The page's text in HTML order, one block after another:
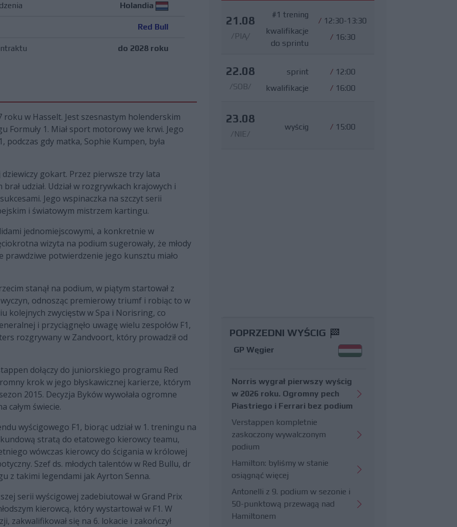
Holandia
Red Bull
do 2028 roku
w Hasselt. Jest szesnastym holenderskim
Formuły 1. Miał sport motorowy we krwi. Jego
podczas gdy matka, Sophie Kumpen, była
gokart. Przez pierwsze trzy lata
udział. Udział w rozgrywkach krajowych i
Jego wspinaczka na szczyt serii
i światowym mistrzem kartingu.
jednomiejscowymi, a konkretnie w
wizyta na podium sugerowały, że młody
prawdziwe potwierdzenie jego kunsztu miało
stanął na podium, w piątym startował z
odnosząc premierowy triumf i robiąc to w
kolejnych zwycięstw w Spa i Norisring, co
i przyciągnęło uwagę wielu zespołów F1,
rozgrywany w Zandvoort, który prowadził od
dołączy do juniorskiego programu Red
krok w jego błyskawicznej karierze, którym
2015. Decyzja Byków wywołała ogromne
całym świecie.
wyścigowego F1, biorąc udział w 1. treningu na
stratą do etatowego kierowcy teamu,
wówczas kierowcy do ścigania w królowej
Szef ds. młodych talentów w Red Bullu, dr
z takimi legendami jak Ayrton Senna.
serii wyścigowej zadebiutował w Grand Prix
kierowcą, który wystartował w F1. W
zakwalifikował się na 6. lokacie i zakończył
21.08
/PIĄ/
#1 trening
kwalifikacje
do sprintu
/ 12:30-13:30
/ 16:30
22.08
/SOB/
sprint
kwalifikacje
/ 12:00
/ 16:00
23.08
/NIE/
wyścig / 15:00
POPRZEDNI WYŚCIG
GP Węgier
Norris wygrał pierwszy wyścig
w 2026 roku. Ogromny pech
Piastriego i Ferrari bez podium
Verstappen kompletnie
zaskoczony wywalczonym
podium
Hamilton: byliśmy w stanie
osiągnąć więcej
Antonelli z 9. podium w sezonie i
50-punktową przewagą nad
Hamiltonem